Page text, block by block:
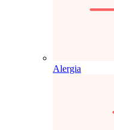
Alergia